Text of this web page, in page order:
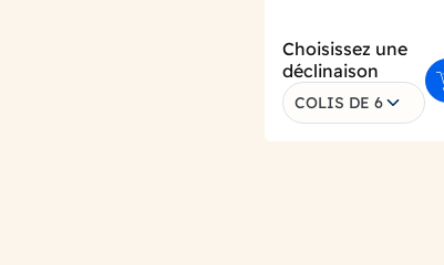
Choisissez une
déclinaison
COLIS DE 6